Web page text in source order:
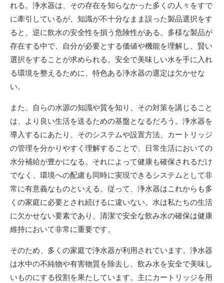
れる。浄水器は、その存在を知らなかった多くの人々をすで
に牽引しているが、知識が不十分なまま誤った製品選択をす
ると、逆に飲水の安全性を損う危険性がある。多様な製品が
存在する中で、自分が必要とする価値や機能を理解し、賢い
選択をすることが求められる。安全で美味しい水を手に入れ
る環境を整えるために、特色ある浄水器の選定は欠かせな
い。
また、自らの水源の知識や質を知り、その対策を講じること
は、より良い生活を送るための基盤となるだろう。浄水器を
導入するにあたり、そのシステムや設置方法、カートリッジ
の管理を分かりやすく理解することで、日常生活においての
水分補給が豊かになる。それによって健康も確保されるだけ
でなく、環境への配慮も同時に実現できるシステムとして非
常に有意義なものといえる。従って、浄水器はこれからも多
くの家庭に必要とされ続けるに違いない。水は私たちの生活
に欠かせない要素であり、清潔で安全な飲み水の確保は健康
維持において非常に重要です。
そのため、多くの家庭で浄水器が利用されています。浄水器
は水中の不純物や有害物質を除去し、飲み水を安全で美味し
いものにする役割を果たしています。主にカートリッジを用